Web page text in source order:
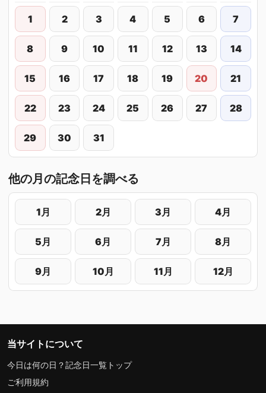
1 2 3 4 5 6 7
8 9 10 11 12 13 14
15 16 17 18 19 20 21
22 23 24 25 26 27 28
29 30 31
他の月の記念日を調べる
1月 2月 3月 4月
5月 6月 7月 8月
9月 10月 11月 12月
当サイトについて
今日は何の日？記念日一覧トップ
ご利用規約